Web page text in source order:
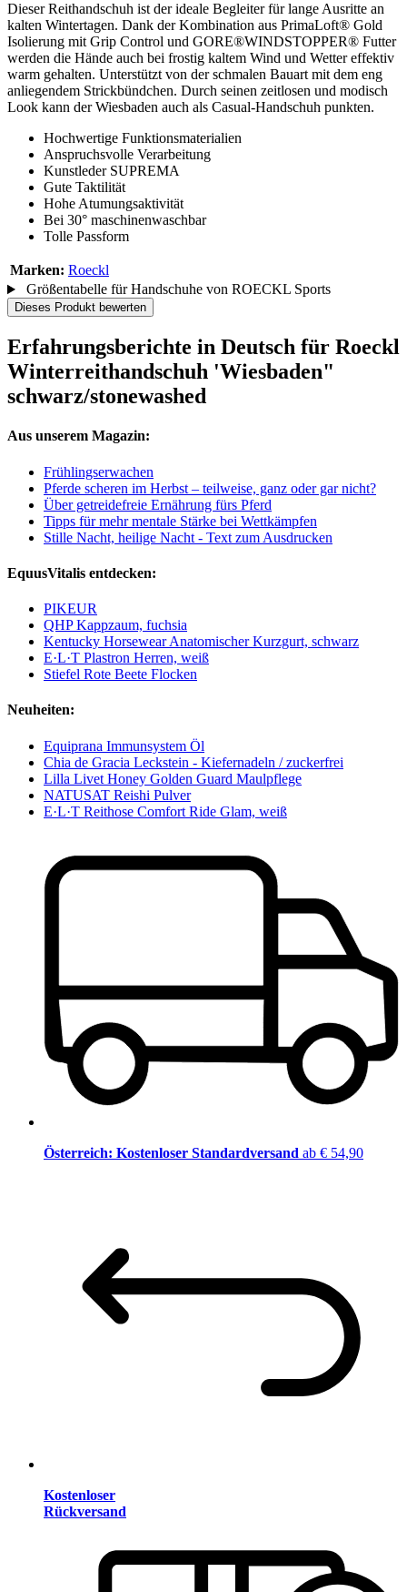
Dieser Reithandschuh ist der ideale Begleiter für lange Ausritte an
kalten Wintertagen. Dank der Kombination aus PrimaLoft® Gold
Isolierung mit Grip Control und GORE®WINDSTOPPER® Futter
werden die Hände auch bei frostig kaltem Wind und Wetter effektiv
warm gehalten. Unterstützt von der schmalen Bauart mit dem eng
anliegendem Strickbündchen. Durch seinen zeitlosen und modisch
Look kann der Wiesbaden auch als Casual-Handschuh punkten.
Hochwertige Funktionsmaterialien
Anspruchsvolle Verarbeitung
Kunstleder SUPREMA
Gute Taktilität
Hohe Atumungsaktivität
Bei 30° maschinenwaschbar
Tolle Passform
Marken: Roeckl
Größentabelle für Handschuhe von ROECKL Sports
Dieses Produkt bewerten
Erfahrungsberichte in Deutsch für Roeckl
Winterreithandschuh 'Wiesbaden"
schwarz/stonewashed
Aus unserem Magazin:
Frühlingserwachen
Pferde scheren im Herbst – teilweise, ganz oder gar nicht?
Über getreidefreie Ernährung fürs Pferd
Tipps für mehr mentale Stärke bei Wettkämpfen
Stille Nacht, heilige Nacht - Text zum Ausdrucken
EquusVitalis entdecken:
PIKEUR
QHP Kappzaum, fuchsia
Kentucky Horsewear Anatomischer Kurzgurt, schwarz
E·L·T Plastron Herren, weiß
Stiefel Rote Beete Flocken
Neuheiten:
Equiprana Immunsystem Öl
Chia de Gracia Leckstein - Kiefernadeln / zuckerfrei
Lilla Livet Honey Golden Guard Maulpflege
NATUSAT Reishi Pulver
E·L·T Reithose Comfort Ride Glam, weiß
Österreich: Kostenloser Standardversand ab € 54,90
Kostenloser
Rückversand